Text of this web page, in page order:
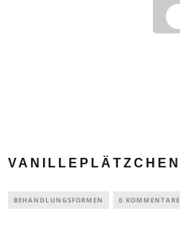
VANILLEPLÄTZCHEN
BEHANDLUNGSFORMEN 0 KOMMENTARE